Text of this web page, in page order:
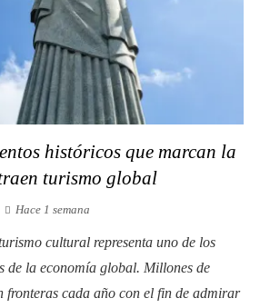
históricos que marcan la
turismo global
Hace 1 semana
cultural representa uno de los
de la economía global. Millones de
fronteras cada año con el fin de admirar